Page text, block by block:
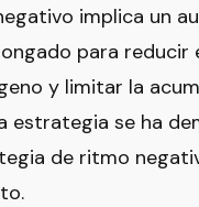
implica un
para
y limitar la
estrategia se ha
de ritmo